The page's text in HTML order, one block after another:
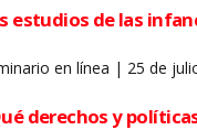
estudios de las
en línea | 25 de
derechos y